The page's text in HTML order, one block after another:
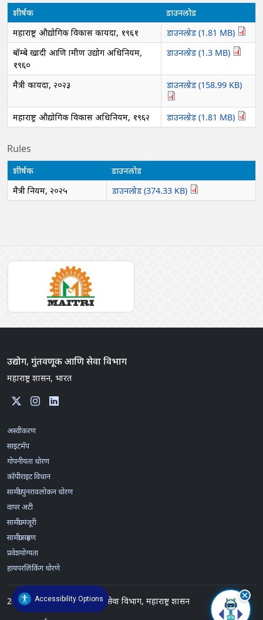
शीर्षक
डाउनलोड
महाराष्ट्र औद्योगिक विकास कायदा, १९६१
डाउनलोड (1.81 MB)
बॉम्बे खादी आणि ग्रामीण उद्योग अधिनियम,
१९६०
डाउनलोड (1.3 MB)
मैत्री कायदा, २०२३ डाउनलोड (158.99 KB)
महाराष्ट्र औद्योगिक विकास अधिनियम, १९६२ डाउनलोड (1.81 MB)
Rules
शीर्षक
डाउनलोड
मैत्री नियम, २०२५
डाउनलोड (374.33 KB)
उद्योग, गुंतवणूक आणि सेवा विभाग
महाराष्ट्र शासन, भारत
अस्वीकरण
साइटमॅप
गोपनीयता धोरण
कॉपीराइट विधान
सामग्री पुनरावलोकन धोरण
वापर अटी
सामग्री मंजूरी
सामग्री संग्रहण
प्रवेशयोग्यता
हायपरलिंकिंग धोरणे
2025 ©उद्योग, गुंतवणूक आणि सेवा विभाग, महाराष्ट्र शासन
Accessibility Options